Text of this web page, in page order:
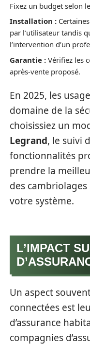
Fixez un budget selon
Installation :
par l’utilisateur tandis
l’intervention d’un
Garantie : Vérifiez les
après-vente proposé.
En 2025, les
domaine de la
choisissiez un
Legrand, le suivi
fonctionnalités
prendre la
des
votre système.
L’IMPACT
Un aspect
connectées est
d’assurance
compagnies